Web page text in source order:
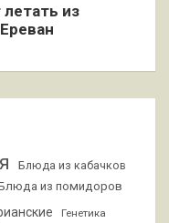
из
Блюда из кабачков
из помидоров
Генетика